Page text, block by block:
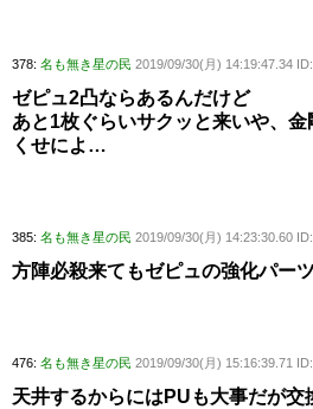
378: 名も無き星の民 2019/09/30(月) 14:19:47.34
ゼピュ2凸ならあるんだけど
あと1枚ぐらいサクッと来いや、
くせによ…
385: 名も無き星の民 2019/09/30(月) 14:23:30.60
方陣必殺来てもゼピュの強化パー
476: 名も無き星の民 2019/09/30(月) 15:16:39.71
天井するからにはPUも大事だが交